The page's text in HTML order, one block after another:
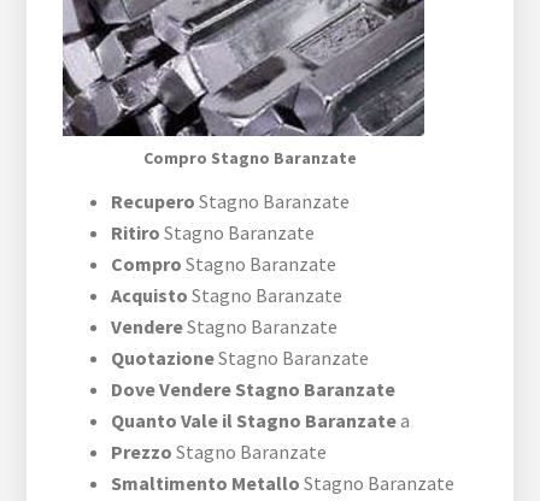
Compro Stagno Baranzate
RecuperoStagno Baranzate
Ritiro Stagno Baranzate
Compro Stagno Baranzate
Acquisto Stagno Baranzate
VendereStagno Baranzate
QuotazioneStagno Baranzate
Dove Vendere Stagno Baranzate
Quanto Vale il Stagno Baranzatea
Prezzo Stagno Baranzate
Smaltimento Metallo Stagno Baranzate